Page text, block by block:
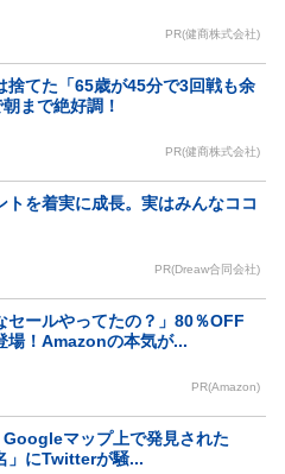
PR(健商株式会社)
捨てた「65歳が45分で3回戦も余
まで絶好調！
PR(健商株式会社)
トを着実に成長。実はみんなココ
PR(Dreaw合同会社)
セールやってたの？」80％OFF
場！Amazonの本気が...
PR(Amazon)
Googleマップ上で発見された
」にTwitterが騒...